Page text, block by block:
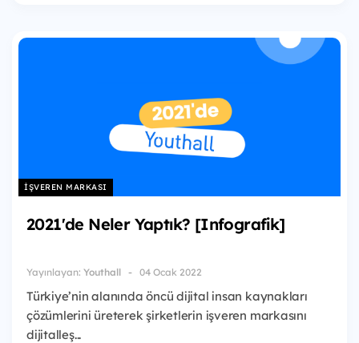
İŞVEREN MARKASI
2021'de Neler Yaptık? [Infografik]
Yayınlayan: Youthall 04 Ocak 2022
Türkiye’nin alanında öncü dijital insan kaynakları
çözümlerini üreterek şirketlerin işveren markasını
dijitalleş...